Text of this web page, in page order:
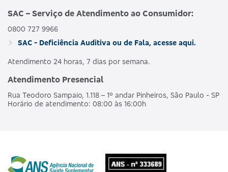
SAC – Serviço de Atendimento ao Consumidor:
0800 727 9966
SAC - Deficiência Auditiva ou de Fala, acesse aqui.
Atendimento 24 horas, 7 dias por semana.
Atendimento Presencial
Rua Teodoro Sampaio, 1.118 – 1º andar Pinheiros, São Paulo - SP
Horário de atendimento: 08:00 às 16:00h